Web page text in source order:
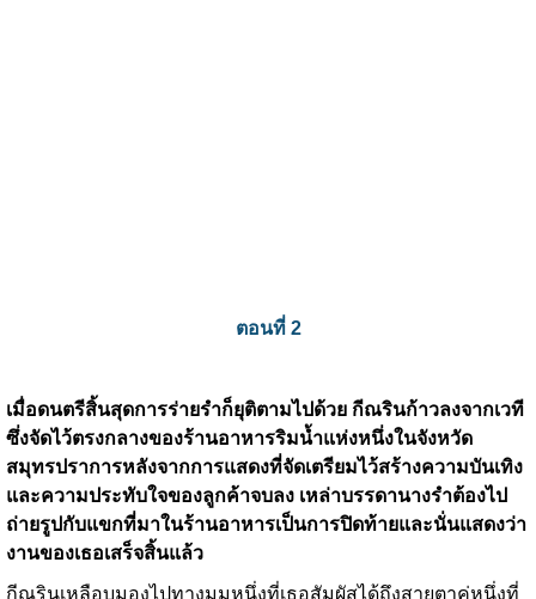
ตอนที่ 2
เมื่อดนตรีสิ้นสุดการร่ายรำก็ยุติตามไปด้วย กีณรินก้าวลงจากเวที
ซึ่งจัดไว้ตรงกลางของร้านอาหารริมน้ำแห่งหนึ่งในจังหวัด
สมุทรปราการหลังจากการแสดงที่จัดเตรียมไว้สร้างความบันเทิง
และความประทับใจของลูกค้าจบลง เหล่าบรรดานางรำต้องไป
ถ่ายรูปกับแขกที่มาในร้านอาหารเป็นการปิดท้ายและนั่นแสดงว่า
งานของเธอเสร็จสิ้นแล้ว
กีณรินเหลือบมองไปทางมุมหนึ่งที่เธอสัมผัสได้ถึงสายตาคู่หนึ่งที่